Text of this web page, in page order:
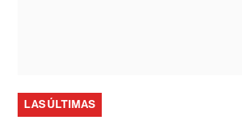
LAS ÚLTIMAS